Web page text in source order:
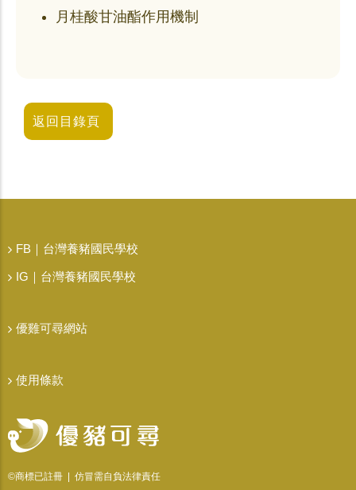
月桂酸甘油酯作用機制
返回目錄頁
FB｜台灣養豬國民學校
IG｜台灣養豬國民學校
優雞可尋網站
使用條款
©商標已註冊 | 仿冒需自負法律責任